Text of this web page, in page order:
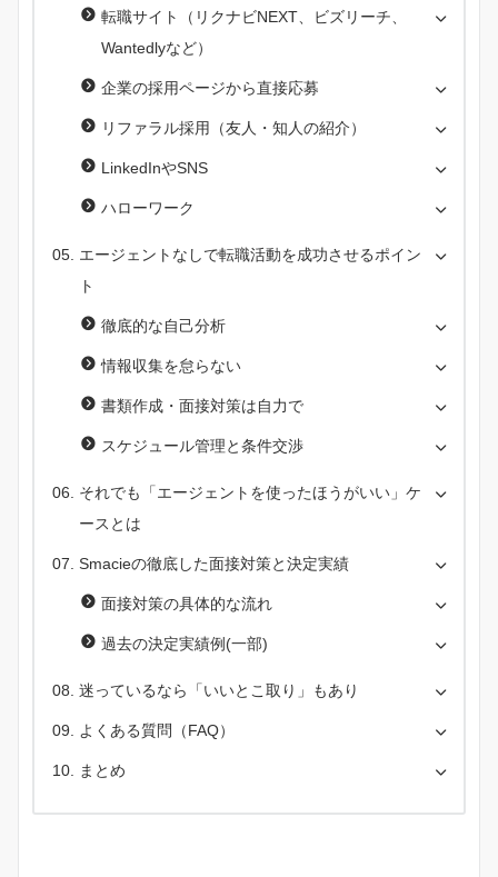
転職サイト（リクナビNEXT、ビズリーチ、
Wantedlyなど）
企業の採用ページから直接応募
リファラル採用（友人・知人の紹介）
LinkedInやSNS
ハローワーク
エージェントなしで転職活動を成功させるポイン
ト
徹底的な自己分析
情報収集を怠らない
書類作成・面接対策は自力で
スケジュール管理と条件交渉
それでも「エージェントを使ったほうがいい」ケ
ースとは
Smacieの徹底した面接対策と決定実績
面接対策の具体的な流れ
過去の決定実績例(一部)
迷っているなら「いいとこ取り」もあり
よくある質問（FAQ）
まとめ